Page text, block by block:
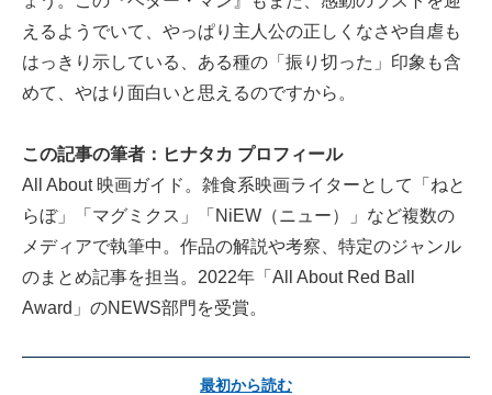
えるようでいて、やっぱり主人公の正しくなさや自虐も
はっきり示している、ある種の「振り切った」印象も含
めて、やはり面白いと思えるのですから。
この記事の筆者：ヒナタカ プロフィール
All About 映画ガイド。雑食系映画ライターとして「ねと
らぼ」「マグミクス」「NiEW（ニュー）」など複数の
メディアで執筆中。作品の解説や考察、特定のジャンル
のまとめ記事を担当。2022年「All About Red Ball
Award」のNEWS部門を受賞。
最初から読む